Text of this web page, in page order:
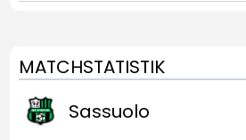
MATCHSTATISTIK
Sassuolo